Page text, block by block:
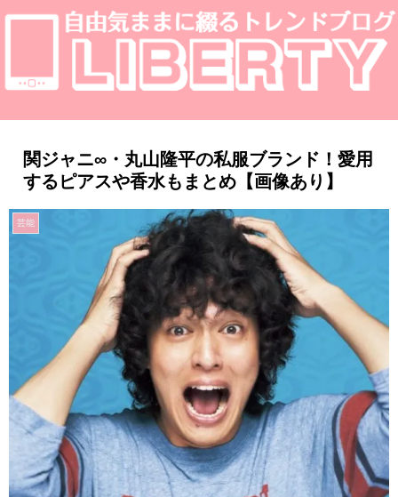
関ジャニ∞・丸山隆平の私服ブランド！愛用
するピアスや香水もまとめ【画像あり】
芸能